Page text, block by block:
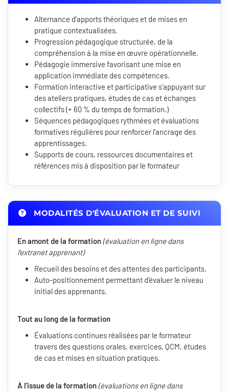
Alternance d'apports théoriques et de mises en
pratique contextualisées.
Progression pédagogique structurée, de la
compréhension à la mise en œuvre opérationnelle.
Pédagogie immersive favorisant une mise en
application immédiate des compétences.
Formation interactive et participative s'appuyant sur
des ateliers pratiques, études de cas et échanges
collectifs (+ 60 % du temps de formation.)
Séquences pédagogiques rythmées et évaluations
formatives régulières pour renforcer l'ancrage des
apprentissages.
Supports de cours, ressources documentaires et
références mis à disposition par le formateur
MODALITÉS D'ÉVALUATION ET DE SUIVI
En amont de la formation(évaluation en ligne dans
l'extranet apprenant)
Recueil des besoins et des attentes des participants.
Auto-positionnement permettant d'évaluer le niveau
initial des apprenants.
Tout au long de la formation
Évaluations continues réalisées par le formateur
travers des questions orales, exercices, QCM, études
de cas et mises en situation pratiques.
À l'issue de la formation(évaluations en ligne dans